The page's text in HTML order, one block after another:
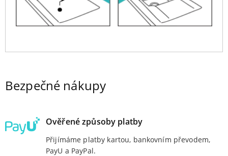
Bezpečné nákupy
Ověřené způsoby platby
Přijímáme platby kartou, bankovním převodem,
PayU a PayPal.